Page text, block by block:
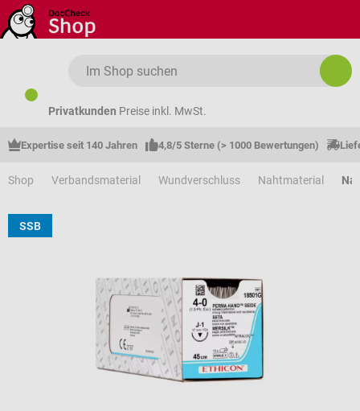
Zum Hauptinhalt springen
Privatkunden Preise inkl. MwSt.
Expertise seit 140 Jahren 4,8/5 Sterne (> 1000 Bewertungen)
Shop Verbandsmaterial Wundverschluss Nahtmaterial
SSB